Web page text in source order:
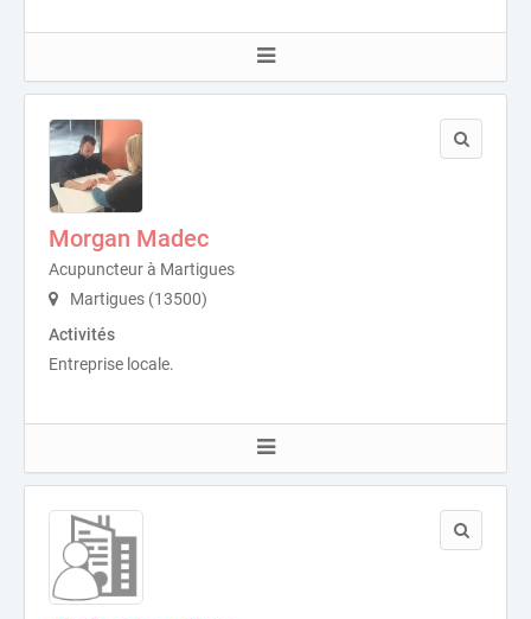
Morgan Madec
Acupuncteur à Martigues
Martigues (13500)
Activités
Entreprise locale.